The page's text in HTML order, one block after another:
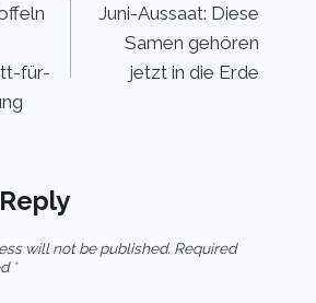
für-
Juni-Aussaat: Diese
Samen gehören
jetzt in die Erde
will not be published. Required
*